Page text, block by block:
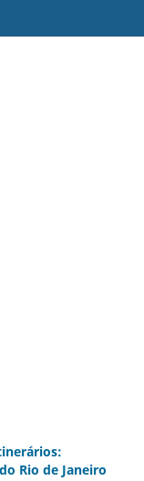
Rio de Janeiro